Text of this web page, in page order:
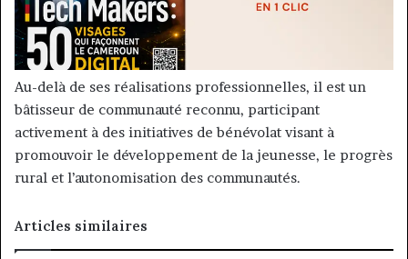
Au-delà de ses réalisations professionnelles, il est un
bâtisseur de communauté reconnu, participant
activement à des initiatives de bénévolat visant à
promouvoir le développement de la jeunesse, le progrès
rural et l’autonomisation des communautés.
Articles similaires